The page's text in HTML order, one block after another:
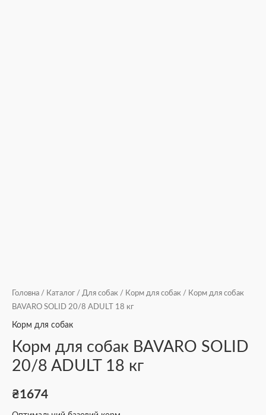
Головна / Каталог / Для собак / Корм для собак / Корм для собак
BAVARO SOLID 20/8 ADULT 18 кг
Корм для собак
Корм для собак BAVARO SOLID
20/8 ADULT 18 кг
₴1674